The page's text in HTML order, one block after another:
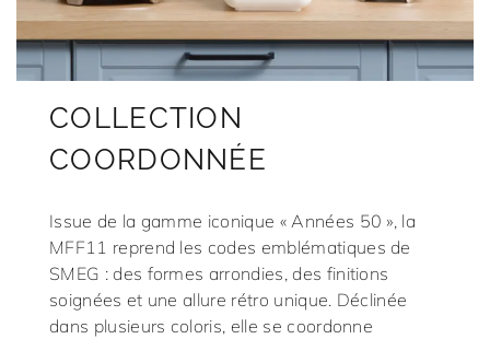
COLLECTION
COORDONNÉE
Issue de la gamme iconique « Années 50 », la
MFF11 reprend les codes emblématiques de
SMEG : des formes arrondies, des finitions
soignées et une allure rétro unique. Déclinée
dans plusieurs coloris, elle se coordonne